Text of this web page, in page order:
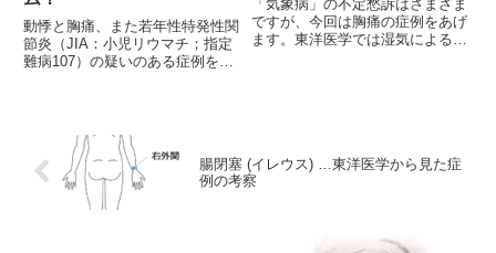
動悸と胸痛、また若年性特発性関
節炎（JIA：小児リウマチ；指定
難病107）の疑いのある症例を、
示唆される。
「気象病」の不定愁訴はさまざま
ですが、今回は胸痛の症例をあげ
ます。東洋医学では湿気による体
腸閉塞 (イレウス) …東洋医学から見た症
例の考察